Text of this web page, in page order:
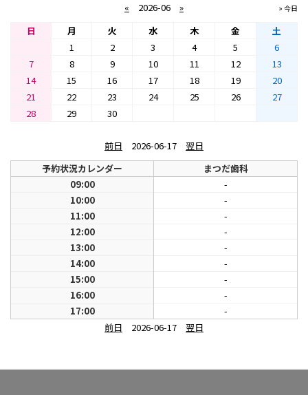
« 2026-06 » » 今日
日 月 火 水 木 金
土
1
2 3 4 5
6
7
8 9 10 11 12
13
14
15 16 17 18 19
20
21
22 23 24 25 26
27
28
29 30
前日 2026-06-17
翌日
予約状況カレンダー
まつだ歯科
09:00
-
10:00
-
11:00
-
12:00
-
13:00
-
14:00
-
15:00
-
16:00
-
17:00
-
前日
2026-06-17 翌日